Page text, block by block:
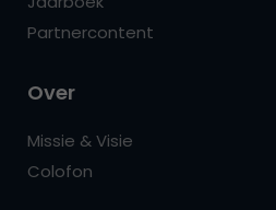
Partnercontent
Over
Missie & Visie
Colofon